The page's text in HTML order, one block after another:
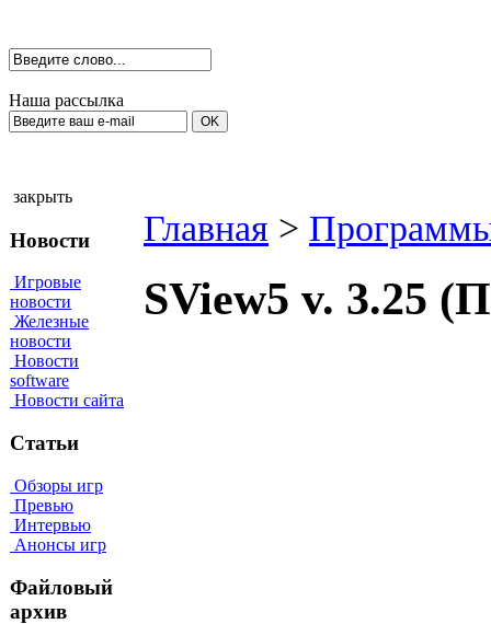
Наша рассылка
закрыть
Новости
Игровые
новости
Железные
новости
Новости
software
Новости сайта
Статьи
Обзоры игр
Превью
Интервью
Анонсы игр
Файловый
архив
Главная >
SView5 v. 3.25